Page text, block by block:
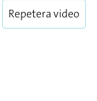
Repetera video